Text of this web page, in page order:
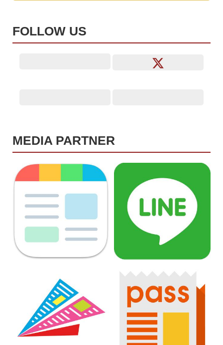
FOLLOW US
MEDIA PARTNER